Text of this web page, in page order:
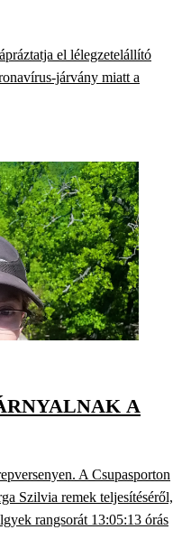
el lélegzetelállító
járvány miatt a
A
A Csupasporton
Szilvia remek teljesítéséről,
rangsorát 13:05:13 órás